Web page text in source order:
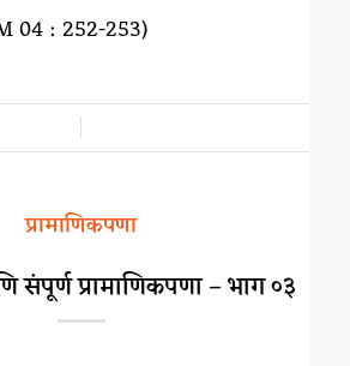
04 : 252-253)
प्रामाणिकपणा
संपूर्ण प्रामाणिकपणा – भाग ०३